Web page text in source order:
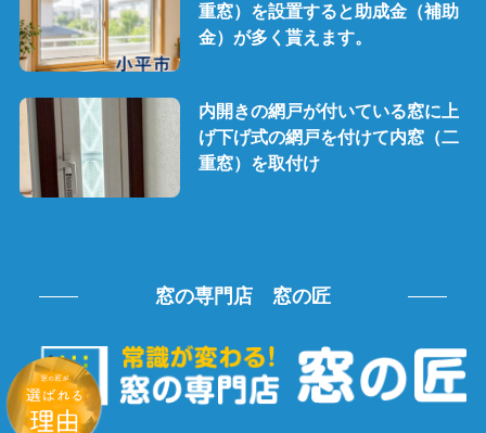
重窓）を設置すると助成金（補助
金）が多く貰えます。
内開きの網戸が付いている窓に上
げ下げ式の網戸を付けて内窓（二
重窓）を取付け
窓の専門店 窓の匠